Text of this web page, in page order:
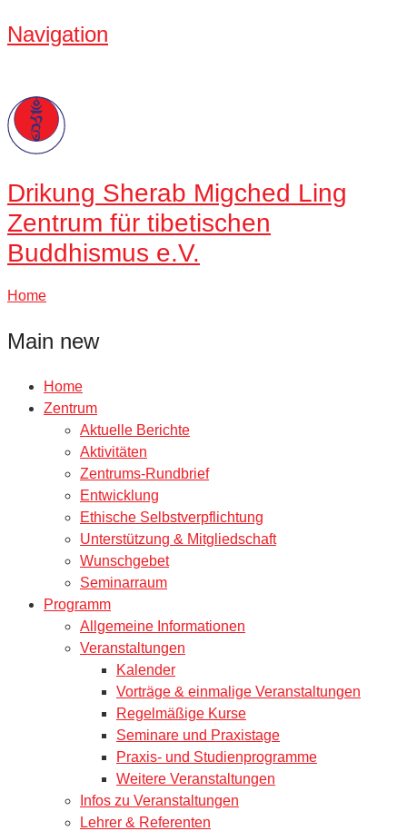
Navigation
Drikung Sherab Migched Ling
Zentrum für tibetischen
Buddhismus e.V.
Home
Main new
Home
Zentrum
Aktuelle Berichte
Aktivitäten
Zentrums-Rundbrief
Entwicklung
Ethische Selbstverpflichtung
Unterstützung & Mitgliedschaft
Wunschgebet
Seminarraum
Programm
Allgemeine Informationen
Veranstaltungen
Kalender
Vorträge & einmalige Veranstaltungen
Regelmäßige Kurse
Seminare und Praxistage
Praxis- und Studienprogramme
Weitere Veranstaltungen
Infos zu Veranstaltungen
Lehrer & Referenten